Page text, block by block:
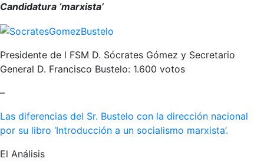
Candidatura ‘marxista’
Presidente de l FSM D. Sócrates Gómez y Secretario
General D. Francisco Bustelo: 1.600 votos
–
Las diferencias del Sr. Bustelo con la dirección nacional
por su libro ‘Introducción a un socialismo marxista’.
El Análisis